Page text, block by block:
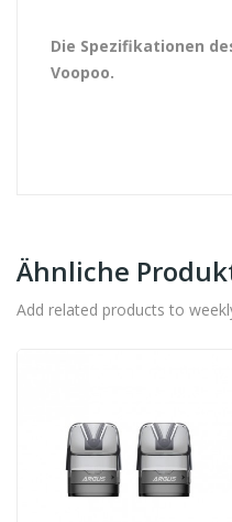
Die Spezifikationen
Voopoo.
Ähnliche
Add related products to